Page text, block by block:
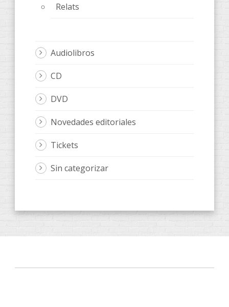
Relats
Audiolibros
CD
DVD
Novedades editoriales
Tickets
Sin categorizar